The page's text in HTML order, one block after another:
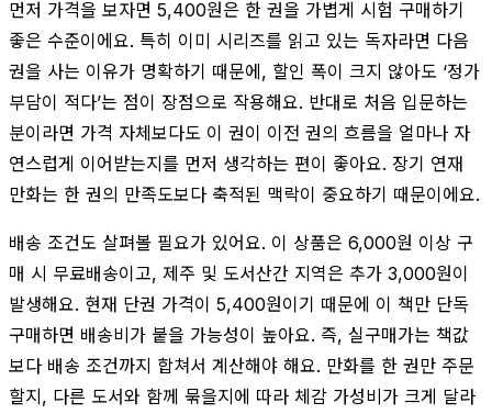
먼저 가격을 보자면 5,400원은 한 권을 가볍게 시험 구매하기
좋은 수준이에요. 특히 이미 시리즈를 읽고 있는 독자라면 다음
권을 사는 이유가 명확하기 때문에, 할인 폭이 크지 않아도 ‘정가
부담이 적다’는 점이 장점으로 작용해요. 반대로 처음 입문하는
분이라면 가격 자체보다도 이 권이 이전 권의 흐름을 얼마나 자
연스럽게 이어받는지를 먼저 생각하는 편이 좋아요. 장기 연재
만화는 한 권의 만족도보다 축적된 맥락이 중요하기 때문이에요.
배송 조건도 살펴볼 필요가 있어요. 이 상품은 6,000원 이상 구
매 시 무료배송이고, 제주 및 도서산간 지역은 추가 3,000원이
발생해요. 현재 단권 가격이 5,400원이기 때문에 이 책만 단독
구매하면 배송비가 붙을 가능성이 높아요. 즉, 실구매가는 책값
보다 배송 조건까지 합쳐서 계산해야 해요. 만화를 한 권만 주문
할지, 다른 도서와 함께 묶을지에 따라 체감 가성비가 크게 달라